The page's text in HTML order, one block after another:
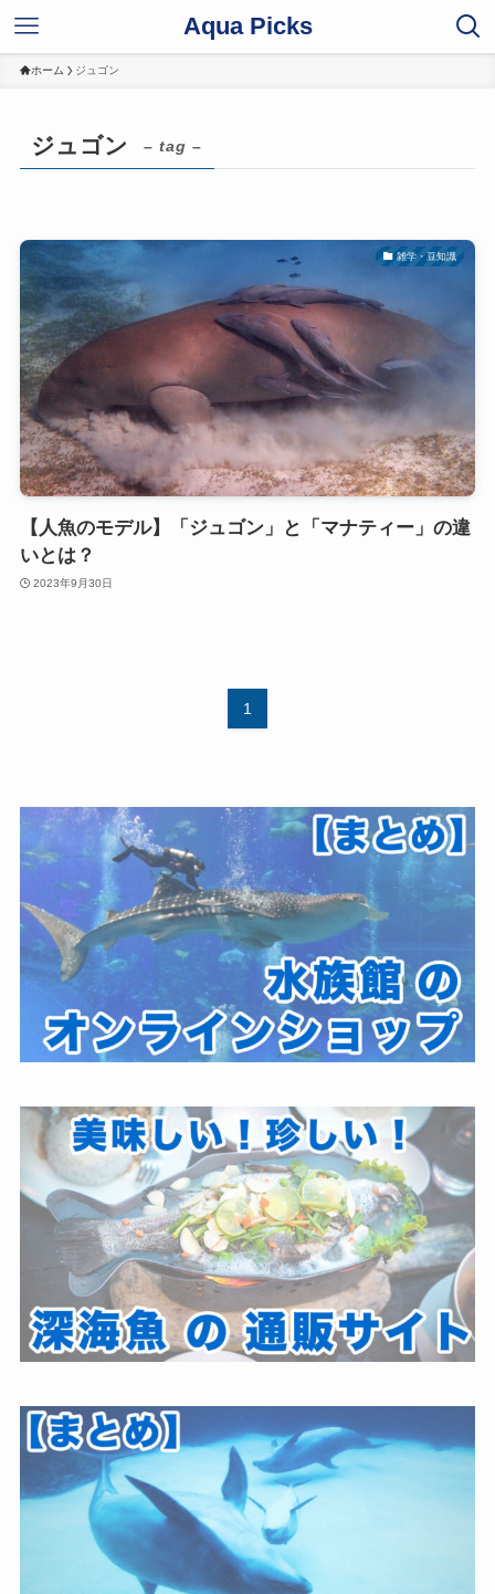
Aqua Picks
ホーム ジュゴン
ジュゴン – tag –
雑学・豆知識
【人魚のモデル】「ジュゴン」と「マナティー」の違
いとは？
2023年9月30日
1